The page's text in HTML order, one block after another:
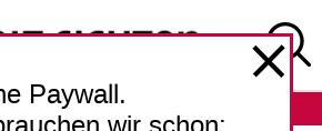
ABO
Paywall.